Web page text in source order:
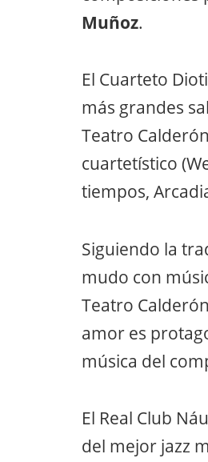
Muñoz.
El Cuarteto
más grandes
Teatro
cuartetístico
tiempos,
Siguiendo la
mudo con
Teatro
amor es
música del
El Real Club
del mejor jazz